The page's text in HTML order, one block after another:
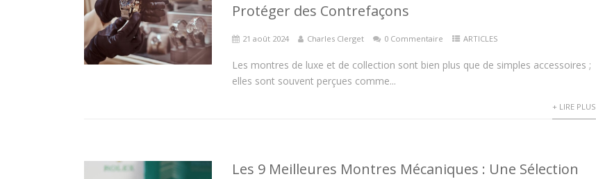
Protéger des Contrefaçons
21 août 2024 Charles Clerget 0 Commentaire ARTICLES
Les montres de luxe et de collection sont bien plus que de simples accessoires ;
elles sont souvent perçues comme...
+ LIRE PLUS
Les 9 Meilleures Montres Mécaniques : Une Sélection